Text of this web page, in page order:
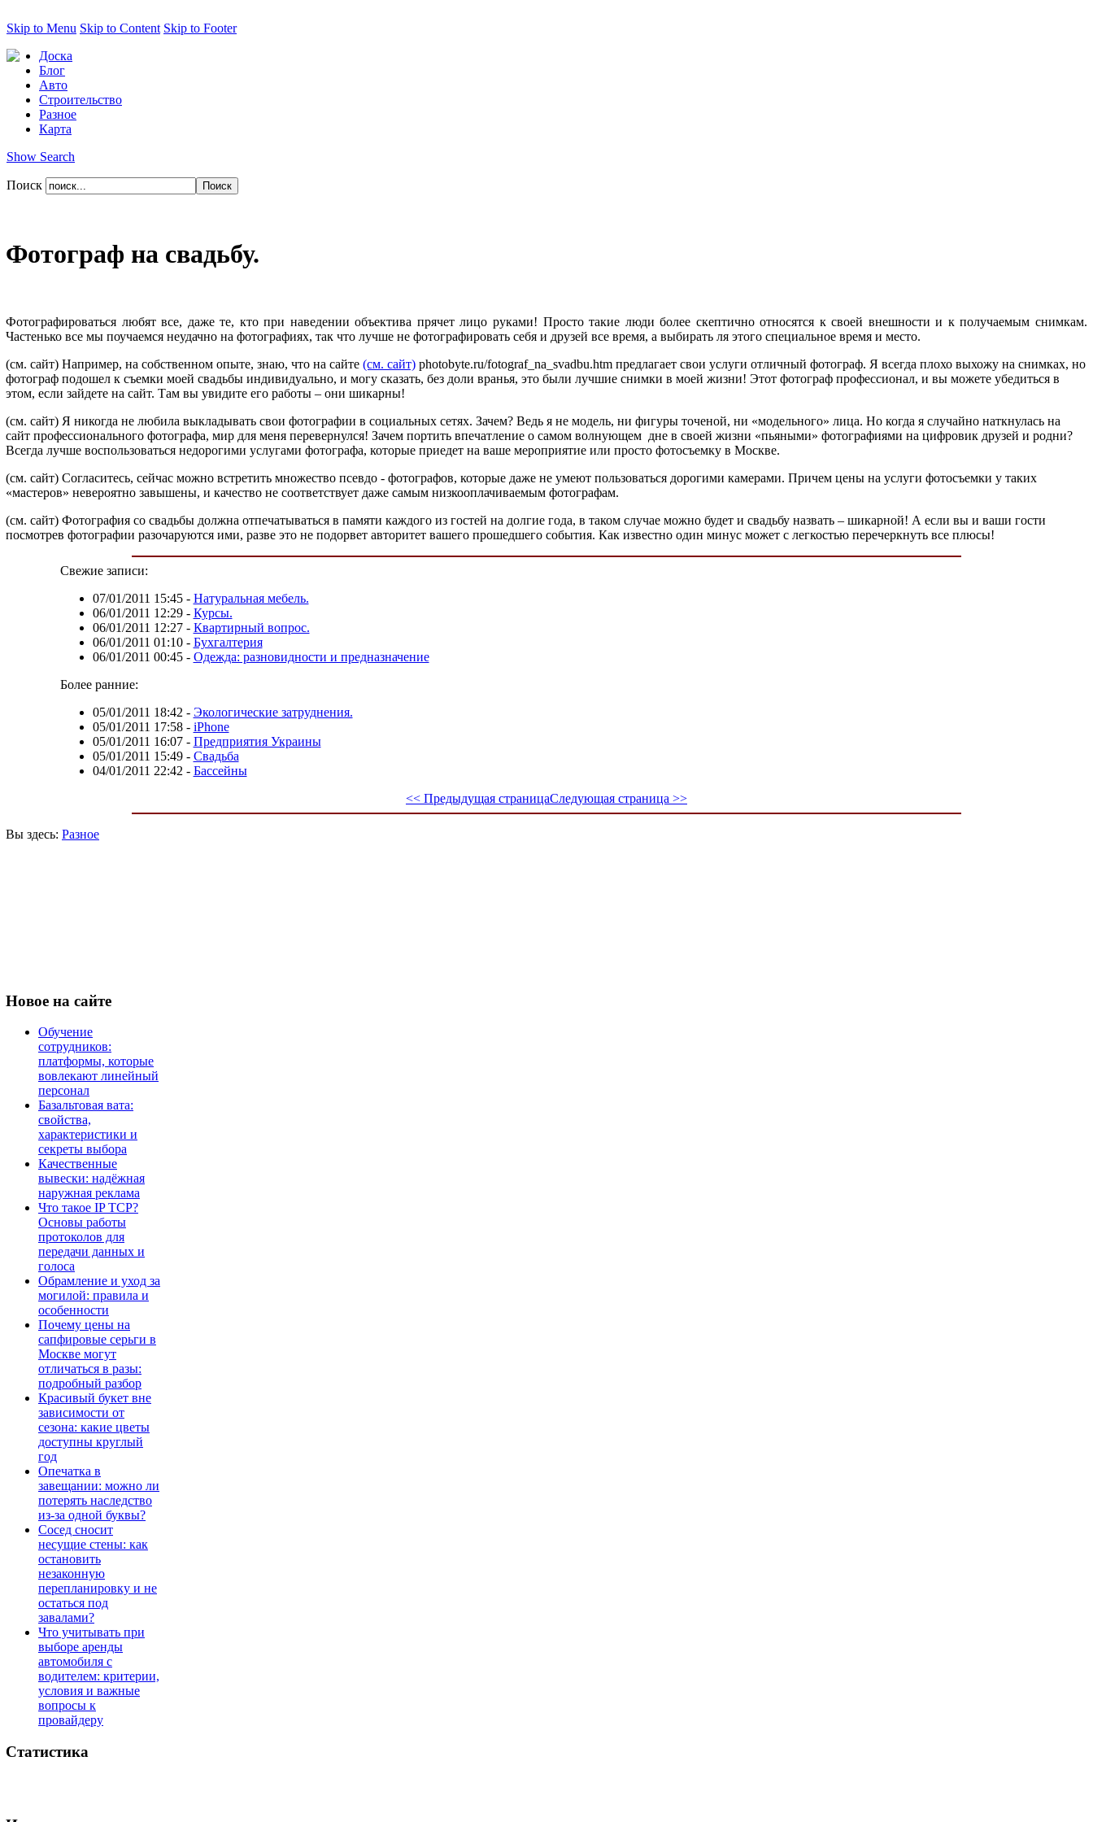
Skip to Menu Skip to Content Skip to Footer
Доска
Блог
Авто
Строительство
Разное
Карта
Show Search
Поиск
Фотограф на свадьбу.
Фотографироваться любят все, даже те, кто при наведении объектива прячет лицо руками! Просто такие люди более скептично относятся к своей внешности и к получаемым снимкам.
Частенько все мы поучаемся неудачно на фотографиях, так что лучше не фотографировать себя и друзей все время, а выбирать ля этого специальное время и место.
(см. сайт) Например, на собственном опыте, знаю, что на сайте (см. сайт) photobyte.ru/fotograf_na_svadbu.htm предлагает свои услуги отличный фотограф. Я всегда плохо выхожу на снимках, но
фотограф подошел к съемки моей свадьбы индивидуально, и могу сказать, без доли вранья, это были лучшие снимки в моей жизни! Этот фотограф профессионал, и вы можете убедиться в
этом, если зайдете на сайт. Там вы увидите его работы – они шикарны!
(см. сайт) Я никогда не любила выкладывать свои фотографии в социальных сетях. Зачем? Ведь я не модель, ни фигуры точеной, ни «модельного» лица. Но когда я случайно наткнулась на
сайт профессионального фотографа, мир для меня перевернулся! Зачем портить впечатление о самом волнующем дне в своей жизни «пьяными» фотографиями на цифровик друзей и родни?
Всегда лучше воспользоваться недорогими услугами фотографа, которые приедет на ваше мероприятие или просто фотосъемку в Москве.
(см. сайт) Согласитесь, сейчас можно встретить множество псевдо - фотографов, которые даже не умеют пользоваться дорогими камерами. Причем цены на услуги фотосъемки у таких
«мастеров» невероятно завышены, и качество не соответствует даже самым низкооплачиваемым фотографам.
(см. сайт) Фотография со свадьбы должна отпечатываться в памяти каждого из гостей на долгие года, в таком случае можно будет и свадьбу назвать – шикарной! А если вы и ваши гости
посмотрев фотографии разочаруются ими, разве это не подорвет авторитет вашего прошедшего события. Как известно один минус может с легкостью перечеркнуть все плюсы!
Свежие записи:
07/01/2011 15:45- Натуральная мебель.
06/01/2011 12:29- Курсы.
06/01/2011 12:27- Квартирный вопрос.
06/01/2011 01:10- Бухгалтерия
06/01/2011 00:45- Одежда: разновидности и предназначение
Более ранние:
05/01/2011 18:42 - Экологические затруднения.
05/01/2011 17:58- iPhone
05/01/2011 16:07- Предприятия Украины
05/01/2011 15:49- Свадьба
04/01/2011 22:42 - Бассейны
<< Предыдущая страницаСледующая страница >>
Вы здесь: Разное
Новое на сайте
Обучение
сотрудников:
платформы, которые
вовлекают линейный
персонал
Базальтовая вата:
свойства,
характеристики и
секреты выбора
Качественные
вывески: надёжная
наружная реклама
Что такое IP TCP?
Основы работы
протоколов для
передачи данных и
голоса
Обрамление и уход за
могилой: правила и
особенности
Почему цены на
сапфировые серьги в
Москве могут
отличаться в разы:
подробный разбор
Красивый букет вне
зависимости от
сезона: какие цветы
доступны круглый
год
Опечатка в
завещании: можно ли
потерять наследство
из-за одной буквы?
Сосед сносит
несущие стены: как
остановить
незаконную
перепланировку и не
остаться под
завалами?
Что учитывать при
выборе аренды
автомобиля с
водителем: критерии,
условия и важные
вопросы к
провайдеру
Статистика